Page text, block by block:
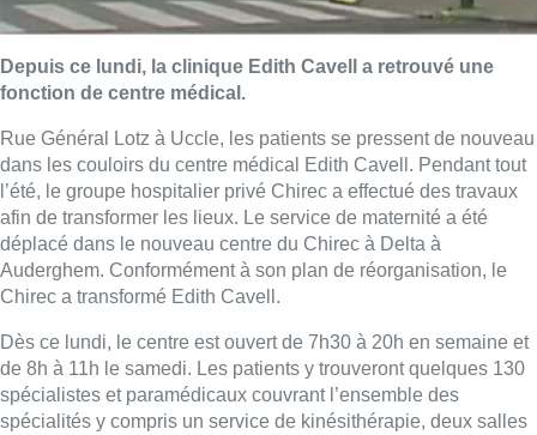
Depuis ce lundi, la clinique Edith Cavell a retrouvé une
fonction de centre médical.
Rue Général Lotz à Uccle, les patients se pressent de nouveau
dans les couloirs du centre médical Edith Cavell. Pendant tout
l’été, le groupe hospitalier privé Chirec a effectué des travaux
afin de transformer les lieux. Le service de maternité a été
déplacé dans le nouveau centre du Chirec à Delta à
Auderghem. Conformément à son plan de réorganisation, le
Chirec a transformé Edith Cavell.
Dès ce lundi, le centre est ouvert de 7h30 à 20h en semaine et
de 8h à 11h le samedi. Les patients y trouveront quelques 130
spécialistes et paramédicaux couvrant l’ensemble des
spécialités y compris un service de kinésithérapie, deux salles